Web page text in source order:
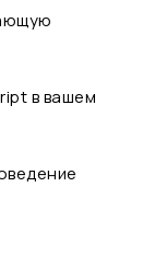
в вашем